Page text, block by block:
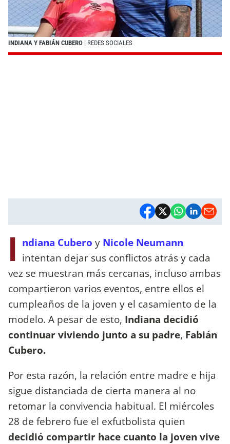
INDIANA Y FABIÁN CUBERO | REDES SOCIALES
I ndiana Cubero y Nicole Neumann
intentan dejar sus conflictos atrás y cada
vez se muestran más cercanas, incluso ambas
compartieron varios eventos, entre ellos el
cumpleaños de la joven y el casamiento de la
modelo. A pesar de esto, Indiana decidió
continuar viviendo junto a su padre, Fabián
Cubero.
Por esta razón, la relación entre madre e hija
sigue distanciada de cierta manera al no
retomar la convivencia habitual. El miércoles
28 de febrero fue el exfutbolista quien
decidió compartir hace cuanto la joven vive